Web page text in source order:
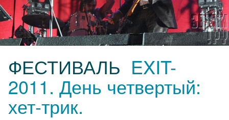
ФЕСТИВАЛЬ EXIT-
2011. День четвертый:
хет-трик.